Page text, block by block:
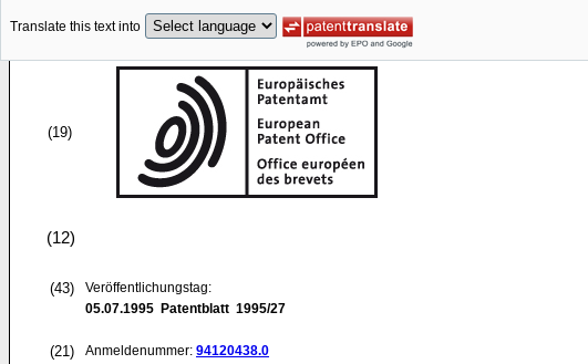
Translate this text into
(19)
(12)
(43)
Veröffentlichungstag:
05.07.1995 Patentblatt 1995/27
(21) Anmeldenummer: 94120438.0